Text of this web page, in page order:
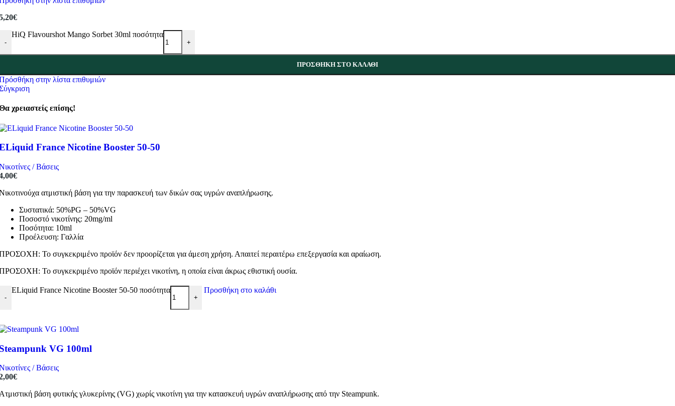
€
-
HiQ Flavourshot Mango Sorbet 30ml ποσότητα
+
ΠΡΟΣΘΉΚΗ ΣΤΟ ΚΑΛΆΘΙ
στην λίστα επιθυμιών
χρειαστείς επίσης!
France Nicotine Booster 50-50
/ Βάσεις
€
ατμιστική βάση για την παρασκευή των δικών σας υγρών αναπλήρωσης.
Συστατικά: 50%PG – 50%VG
Ποσοστό νικοτίνης: 20mg/ml
Ποσότητα: 10ml
Προέλευση: Γαλλία
Το συγκεκριμένο προϊόν δεν προορίζεται για άμεση χρήση. Απαιτεί περαιτέρω επεξεργασία και αραίωση.
Το συγκεκριμένο προϊόν περιέχει νικοτίνη, η οποία είναι άκρως εθιστική ουσία.
-
ELiquid France Nicotine Booster 50-50 ποσότητα
+
Προσθήκη στο καλάθι
VG 100ml
/ Βάσεις
€
βάση φυτικής γλυκερίνης (VG) χωρίς νικοτίνη για την κατασκευή υγρών αναπλήρωσης από την Steampunk.